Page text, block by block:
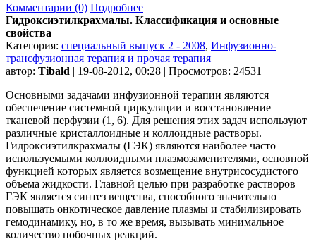
Комментарии (0) Подробнее
Гидроксиэтилкрахмалы. Классификация и основные
свойства
Категория: специальный выпуск 2 - 2008, Инфузионно-
трансфузионная терапия и прочая терапия
автор: Tibald | 19-08-2012, 00:28 | Просмотров: 24531
Основными задачами инфузионной терапии являются
обеспечение системной циркуляции и восстановление
тканевой перфузии (1, 6). Для решения этих задач используют
различные кристаллоидные и коллоидные растворы.
Гидроксиэтилкрахмалы (ГЭК) являются наиболее часто
используемыми коллоидными плазмозаменителями, основной
функцией которых является возмещение внутрисосудистого
объема жидкости. Главной целью при разработке растворов
ГЭК является синтез вещества, способного значительно
повышать онкотическое давление плазмы и стабилизировать
гемодинамику, но, в то же время, вызывать минимальное
количество побочных реакций.